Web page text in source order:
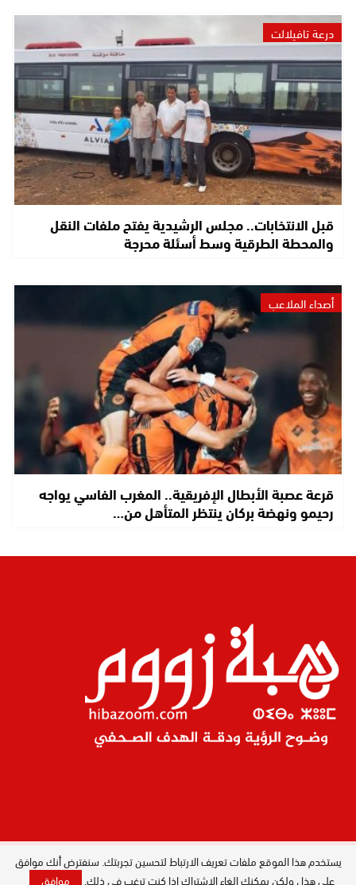
درعة تافيلالت
قبل الانتخابات.. مجلس الرشيدية يفتح ملفات النقل
والمحطة الطرقية وسط أسئلة محرجة
أصداء الملاعب
قرعة عصبة الأبطال الإفريقية.. المغرب الفاسي يواجه
رحيمو ونهضة بركان ينتظر المتأهل من…
المدير العام : ليلى البصري بصيري / جميع
الحقوق محفوظة © 2026
يستخدم هذا الموقع ملفات تعريف الارتباط لتحسين تجربتك. سنفترض أنك موافق
على هذا ، ولكن يمكنك إلغاء الاشتراك إذا كنت ترغب في ذلك.
موافق